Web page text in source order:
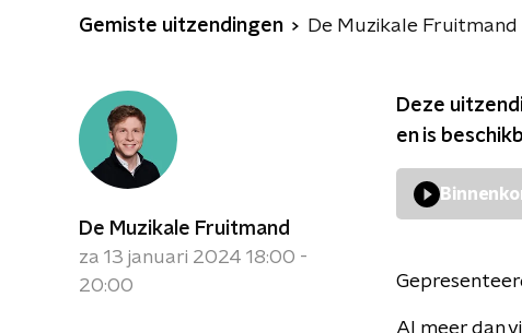
Gemiste uitzendingen De Muzikale Fruitmand
De Muzikale Fruitmand
za 13 januari 2024 18:00 -
20:00
Deze
en is
Al meer dan